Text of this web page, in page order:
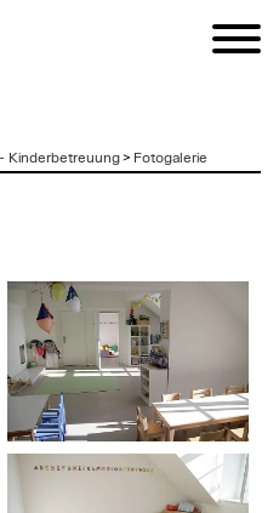
Kinderbetreuung> Fotogalerie